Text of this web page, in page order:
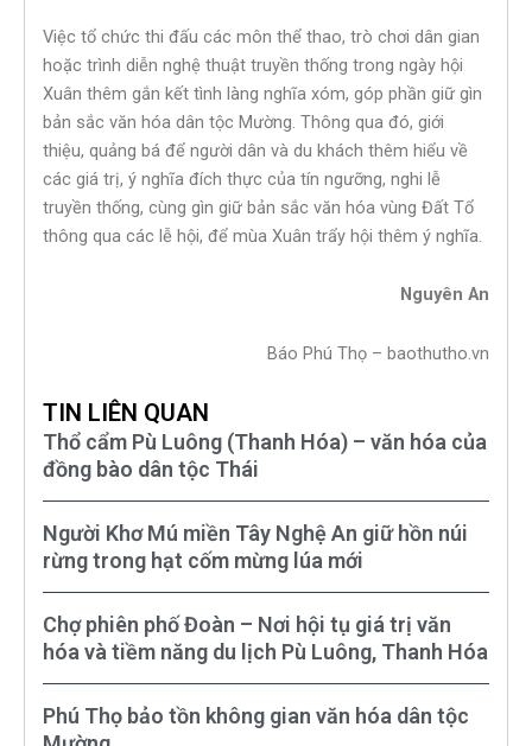
Việc tổ chức thi đấu các môn thể thao, trò chơi dân gian
hoặc trình diễn nghệ thuật truyền thống trong ngày hội
Xuân thêm gắn kết tình làng nghĩa xóm, góp phần giữ gìn
bản sắc văn hóa dân tộc Mường. Thông qua đó, giới
thiệu, quảng bá để người dân và du khách thêm hiểu về
các giá trị, ý nghĩa đích thực của tín ngưỡng, nghi lễ
truyền thống, cùng gìn giữ bản sắc văn hóa vùng Đất Tổ
thông qua các lễ hội, để mùa Xuân trẩy hội thêm ý nghĩa.
Nguyên An
Báo Phú Thọ – baothutho.vn
TIN LIÊN QUAN
Thổ cẩm Pù Luông (Thanh Hóa) – văn hóa của
đồng bào dân tộc Thái
Người Khơ Mú miền Tây Nghệ An giữ hồn núi
rừng trong hạt cốm mừng lúa mới
Chợ phiên phố Đoàn – Nơi hội tụ giá trị văn
hóa và tiềm năng du lịch Pù Luông, Thanh Hóa
Phú Thọ bảo tồn không gian văn hóa dân tộc